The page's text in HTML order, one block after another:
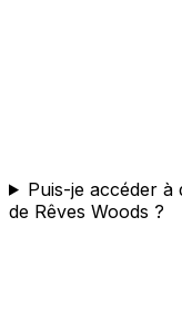
Puis-je accéder à
de Rêves Woods ?